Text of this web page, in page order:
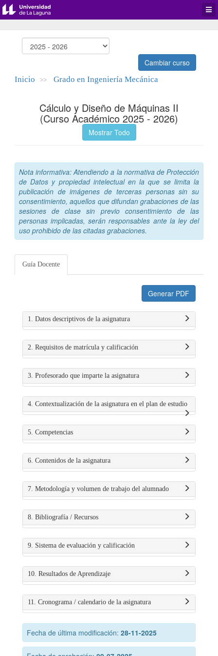
Cambiar curso
Inicio >> Grado en Ingeniería Mecánica
Cálculo y Diseño de Máquinas II
(Curso Académico 2025 - 2026)
Mostrar Todo
Nota informativa: Atendiendo a la normativa de Protección
de Datos y propiedad intelectual en la que se limita la
publicación de imágenes de terceras personas sin su
consentimiento, aquellos que difundan grabaciones de las
sesiones de clase sin previo consentimiento de las
personas implicadas, serán responsables ante la ley del
uso prohibido de las citadas grabaciones.
Guía Docente
Generar PDF
1. Datos descriptivos de la asignatura
2. Requisitos de matrícula y calificación
3. Profesorado que imparte la asignatura
4. Contextualización de la asignatura en el plan de estudio
5. Competencias
6. Contenidos de la asignatura
7. Metodología y volumen de trabajo del alumnado
8. Bibliografía / Recursos
9. Sistema de evaluación y calificación
10. Resultados de Aprendizaje
11. Cronograma / calendario de la asignatura
Fecha de última modificación: 28-11-2025